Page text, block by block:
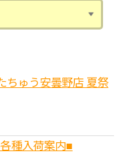
ちゅう安曇野店 夏祭
種入荷案内■